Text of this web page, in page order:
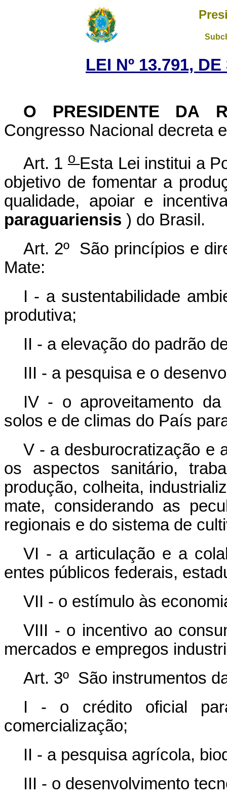
LEI Nº 13.791,
O PRESIDENTE DA
Congresso Nacional decreta
Art. 1o Esta Lei institui a
objetivo de fomentar a
qualidade, apoiar e
paraguariensis ) do Brasil.
Art. 2º São princípios e
Mate:
I - a sustentabilidade
produtiva;
II - a elevação do padrão
III - a pesquisa e o
IV - o aproveitamento da
solos e de climas do País
V - a desburocratização e
os aspectos sanitário,
produção, colheita,
mate, considerando as
regionais e do sistema de
VI - a articulação e a
entes públicos federais,
VII - o estímulo às
VIII - o incentivo ao
mercados e empregos
Art. 3º São instrumentos
I - o crédito oficial
comercialização;
II - a pesquisa agrícola,
III - o desenvolvimento